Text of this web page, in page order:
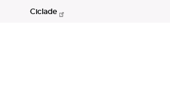
Ciclade